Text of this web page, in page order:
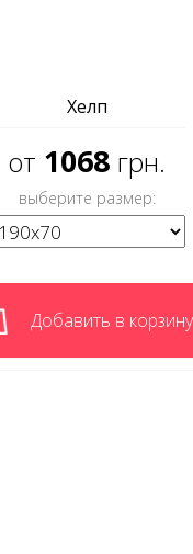
Хелп
от 1068 грн.
выберите размер:
Добавить в корзину